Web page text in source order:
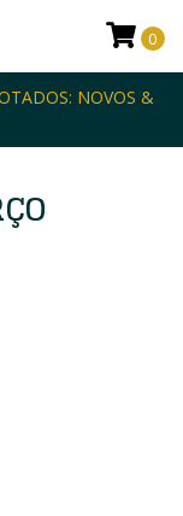
NOVOS &
0